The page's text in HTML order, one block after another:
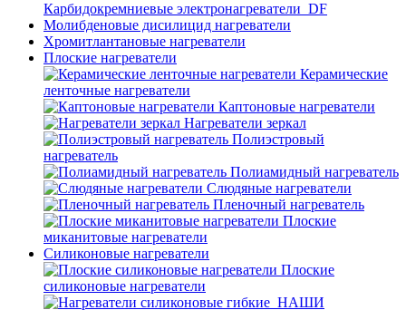
Карбидокремниевые электронагреватели_DF
Молибденовые дисилицид нагреватели
Хромитлантановые нагреватели
Плоские нагреватели
Керамические
ленточные нагреватели
Каптоновые нагреватели
Нагреватели зеркал
Полиэстровый
нагреватель
Полиамидный нагреватель
Слюдяные нагреватели
Пленочный нагреватель
Плоские
миканитовые нагреватели
Силиконовые нагреватели
Плоские
силиконовые нагреватели